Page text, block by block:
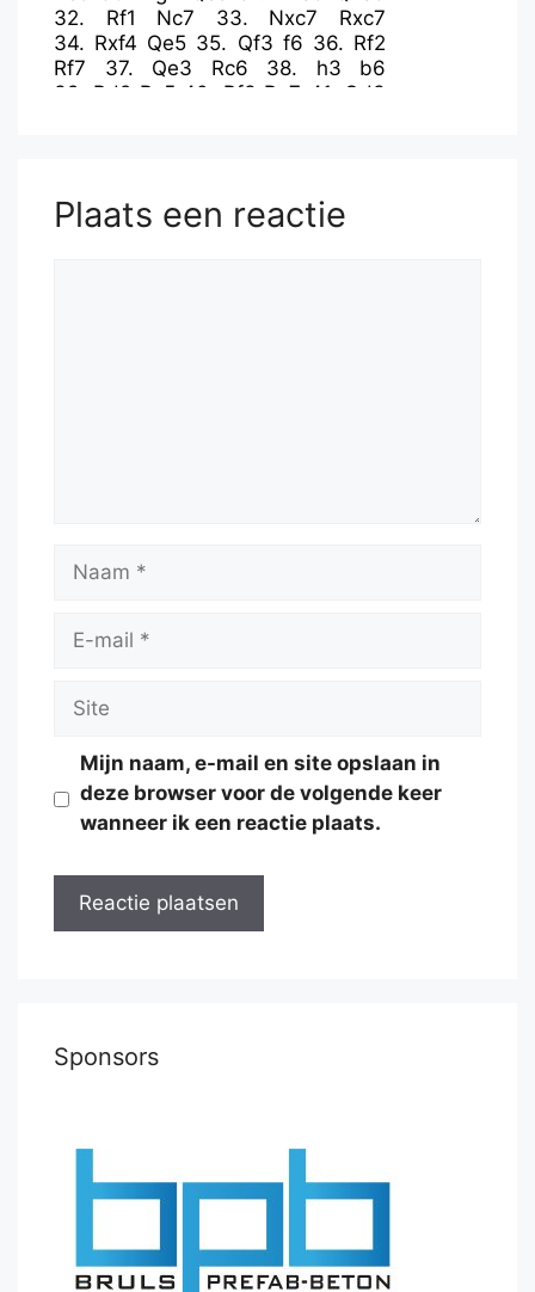
32. Rf1 Nc7 33. Nxc7
Rxc7
34. Rxf4 Qe5 35. Qf3 f6 36. Rf2
Rf7
37. Qe3 Rc6 38. h3
b6
39. Rd2 Rc5 40. Rf3 Re7 41.
Qd3
R4e6
51. Rfd1 Kf6 52.Kg1
Plaats een reactie
Naam
Site
Mijn naam, e-mail en site opslaan in
deze browser voor de volgende keer
wanneer ik een reactie plaats.
Sponsors